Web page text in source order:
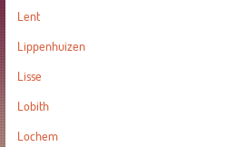
Lent
Lippenhuizen
Lisse
Lobith
Lochem